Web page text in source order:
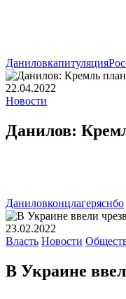
Даниловкапитуляция
22.04.2022
Новости
Данилов:
Даниловконцлагеряснбо
23.02.2022
Власть Новости
В Украине